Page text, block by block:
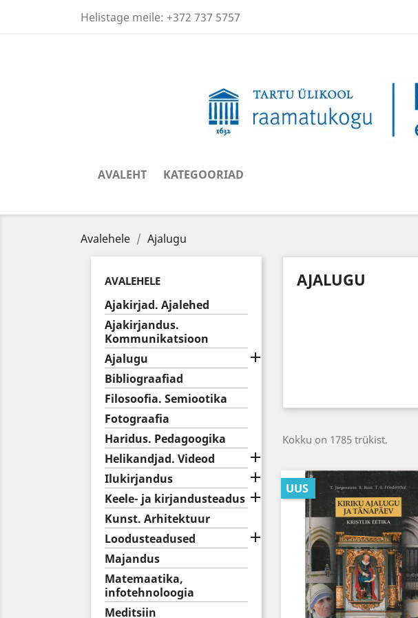
Helistage meile: +372 737 5757
AVALEHT KATEGOORIAD
Avalehele Ajalugu
AVALEHELE
Ajakirjad. Ajalehed
Ajakirjandus.
Kommunikatsioon
Ajalugu

Bibliograafiad
Filosoofia. Semiootika
Fotograafia
Haridus. Pedagoogika
Helikandjad. Videod

Ilukirjandus 
Keele- ja kirjandusteadus 
Kunst. Arhitektuur
Loodusteadused

Majandus
Matemaatika,
infotehnoloogia
Meditsiin
AJALUGU
Kokku on 1785 trükist.
UUS